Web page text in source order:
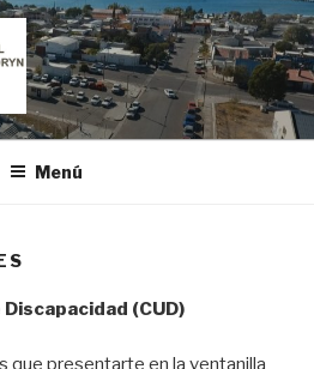
DE PUERTO
Menú
(CUD)